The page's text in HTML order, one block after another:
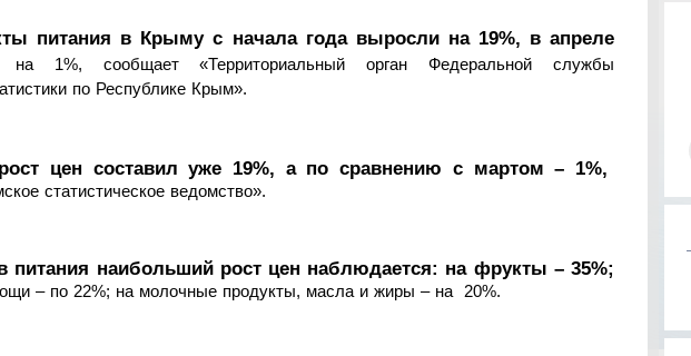
питания в Крыму с начала года выросли на 19%, в апреле
на 1%, сообщает «Территориальный орган Федеральной службы
по Республике Крым».
цен составил уже 19%, а по сравнению с мартом – 1%,
статистическое ведомство».
питания наибольший рост цен наблюдается: на фрукты – 35%;
– по 22%; на молочные продукты, масла и жиры – на 20%.